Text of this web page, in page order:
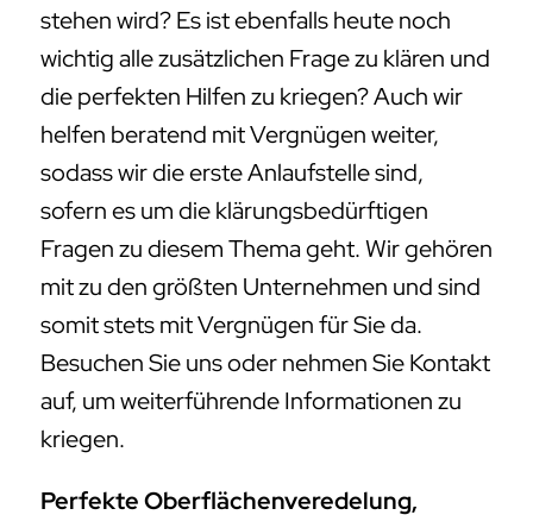
stehen wird? Es ist ebenfalls heute noch
wichtig alle zusätzlichen Frage zu klären und
die perfekten Hilfen zu kriegen? Auch wir
helfen beratend mit Vergnügen weiter,
sodass wir die erste Anlaufstelle sind,
sofern es um die klärungsbedürftigen
Fragen zu diesem Thema geht. Wir gehören
mit zu den größten Unternehmen und sind
somit stets mit Vergnügen für Sie da.
Besuchen Sie uns oder nehmen Sie Kontakt
auf, um weiterführende Informationen zu
kriegen.
Perfekte Oberflächenveredelung,